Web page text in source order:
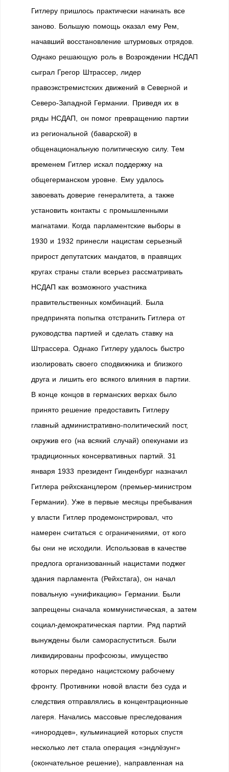
Гитлеру пришлось практически начинать все
заново. Большую помощь оказал ему Рем,
начавший восстановление штурмовых отрядов.
Однако решающую роль в Возрождении НСДАП
сыграл Грегор Штрассер, лидер
правоэкстремистских движений в Северной и
Северо-Западной Германии. Приведя их в
ряды НСДАП, он помог превращению партии
из региональной (баварской) в
общенациональную политическую силу. Тем
временем Гитлер искал поддержку на
общегерманском уровне. Ему удалось
завоевать доверие генералитета, а также
установить контакты с промышленными
магнатами. Когда парламентские выборы в
1930 и 1932 принесли нацистам серьезный
прирост депутатских мандатов, в правящих
кругах страны стали всерьез рассматривать
НСДАП как возможного участника
правительственных комбинаций. Была
предпринята попытка отстранить Гитлера от
руководства партией и сделать ставку на
Штрассера. Однако Гитлеру удалось быстро
изолировать своего сподвижника и близкого
друга и лишить его всякого влияния в партии.
В конце концов в германских верхах было
принято решение предоставить Гитлеру
главный административно-политический пост,
окружив его (на всякий случай) опекунами из
традиционных консервативных партий. 31
января 1933 президент Гинденбург назначил
Гитлера рейхсканцлером (премьер-министром
Германии). Уже в первые месяцы пребывания
у власти Гитлер продемонстрировал, что
намерен считаться с ограничениями, от кого
бы они не исходили. Использовав в качестве
предлога организованный нацистами поджег
здания парламента (Рейхстага), он начал
повальную «унификацию» Германии. Были
запрещены сначала коммунистическая, а затем
социал-демократическая партии. Ряд партий
вынуждены были самораспуститься. Были
ликвидированы профсоюзы, имущество
которых передано нацистскому рабочему
фронту. Противники новой власти без суда и
следствия отправлялись в концентрационные
лагеря. Начались массовые преследования
«инородцев», кульминацией которых спустя
несколько лет стала операция «эндлёзунг»
(окончательное решение), направленная на